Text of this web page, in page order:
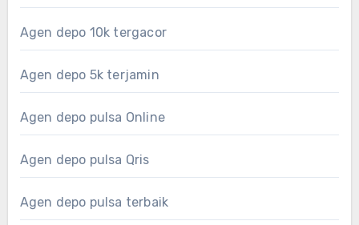
Agen depo 10k tergacor
Agen depo 5k terjamin
Agen depo pulsa Online
Agen depo pulsa Qris
Agen depo pulsa terbaik